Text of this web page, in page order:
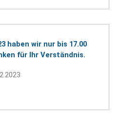
haben wir nur bis 17.00
für Ihr Verständnis.